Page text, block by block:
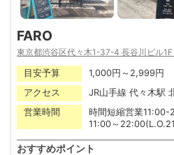
FARO
東京都渋谷区代々木1-37-4 長谷川ビル
目安予算
1,000円～2,999円
アクセス
JR山手線 代々木駅
営業時間
時間短縮営業
11:00～
おすすめポイント